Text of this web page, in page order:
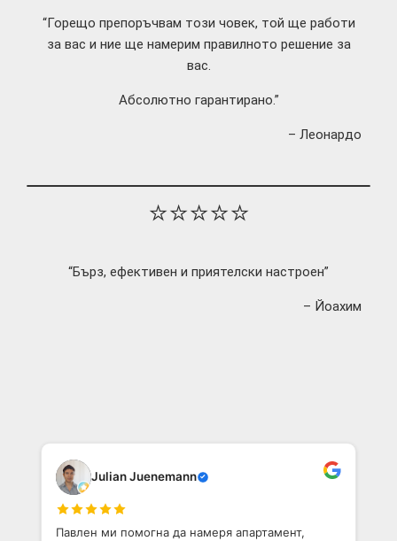
“Горещо препоръчвам този човек, той ще работи
за вас и ние ще намерим правилното решение за
вас.
Абсолютно гарантирано.”
– Леонардо
⭐⭐⭐⭐⭐
“Бърз, ефективен и приятелски настроен”
– Йоахим
Julian Juenemann
Павлен ми помогна да намеря апартамент,